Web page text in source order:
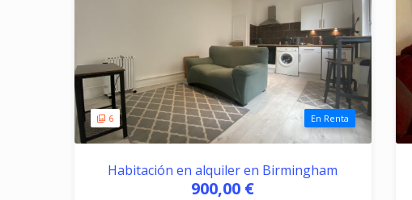
6 En Renta
Habitación en alquiler en Birmingham
900,00 €